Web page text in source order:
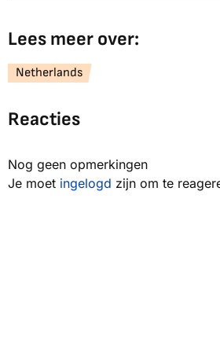
Lees meer over:
Netherlands
Reacties
Nog geen opmerkingen
Je moet ingelogd zijn om te